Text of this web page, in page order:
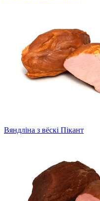
Вяндліна з вёскі Пікант